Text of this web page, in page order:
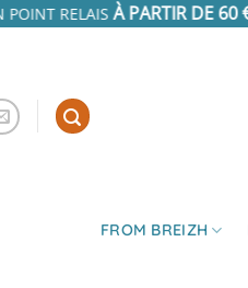
RELAISÀ PARTIR DE 60
FROM BREIZH